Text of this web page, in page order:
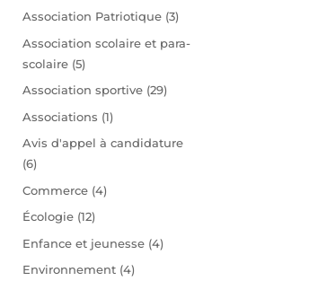
Association Patriotique (3)
Association scolaire et para-
scolaire (5)
Association sportive (29)
Associations (1)
Avis d'appel à candidature
(6)
Commerce (4)
Écologie (12)
Enfance et jeunesse (4)
Environnement (4)